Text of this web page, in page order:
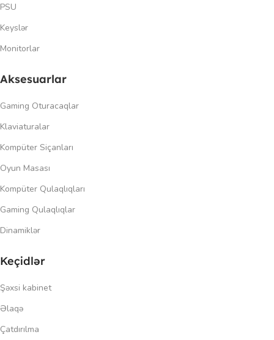
PSU
Keyslər
Monitorlar
Aksesuarlar
Gaming Oturacaqlar
Klaviaturalar
Kompüter Siçanları
Oyun Masası
Kompüter Qulaqlıqları
Gaming Qulaqlıqlar
Dinamiklər
Keçidlər
Şəxsi kabinet
Əlaqə
Çatdırılma